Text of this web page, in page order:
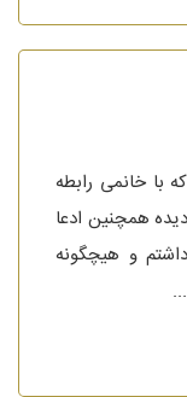
با خانمی رابطه
همچنین ادعا
و هیچگونه